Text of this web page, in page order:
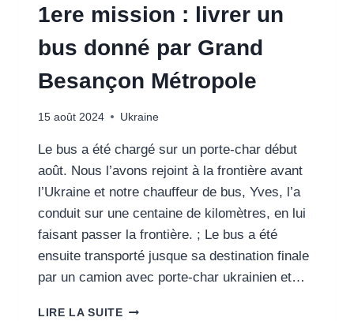
DU
MATÉRIEL
MÉDICAL
POUR
LES
HÔPITAUX
ENFANTS
ÉVACUÉS
DE
L’HÔPITAL
DE
BOMBARDÉ
LE
08
2024
1ere mission : livrer un
bus donné par Grand
Besançon Métropole
15 août 2024 Ukraine
Le bus a été chargé sur un porte-char début
août. Nous l’avons rejoint à la frontière avant
l’Ukraine et notre chauffeur de bus, Yves, l’a
conduit sur une centaine de kilomètres, en lui
faisant passer la frontière. ; Le bus a été
ensuite transporté jusque sa destination finale
par un camion avec porte-char ukrainien et…
LIRE LA SUITEUKRAINE